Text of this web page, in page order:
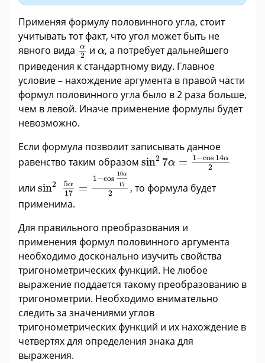
Применяя формулу половинного угла, стоит
учитывать тот факт, что угол может быть не
явного вида
α
2
α2иα
α, а потребует дальнейшего
приведения к стандартному виду. Главное
условие – нахождение аргумента в правой части
формул половинного угла было в 2 раза больше,
чем в левой. Иначе применение формулы будет
невозможно.
Если формула позволит записывать данное
равенство таким образом sin2 7α = 1−cos 14α
2
sin27α=1-cos14α
или sin2 5α
17 =
1−cos
10α
17
2
cos10
, то формула будет
применима.
Для правильного преобразования и
применения формул половинного аргумента
необходимо досконально изучить свойства
тригонометрических функций. Не любое
выражение поддается такому преобразованию в
тригонометрии. Необходимо внимательно
следить за значениями углов
тригонометрических функций и их нахождение в
четвертях для определения знака для
выражения.